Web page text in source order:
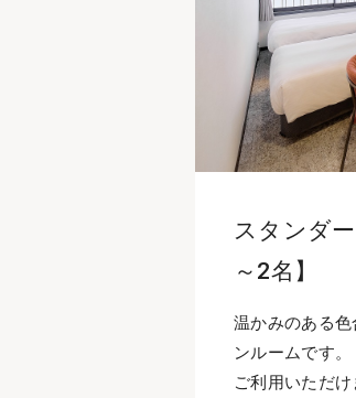
スタンダ
～2名】
温かみのある
ンルームです
ご利用いただけ